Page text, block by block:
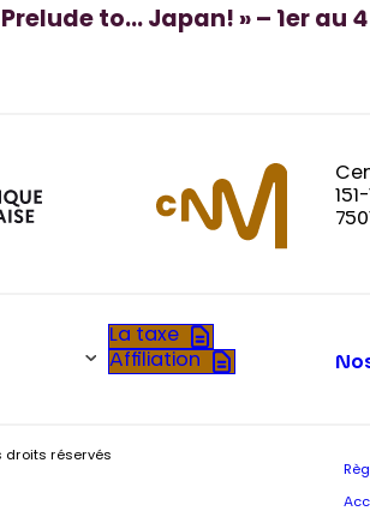
Prelude to… Japan! » – 1er au
La taxe
Affiliation
droits réservés